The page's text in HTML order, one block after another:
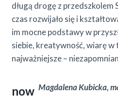
długą drogę z
czas rozwijało się i
im mocne podstawy w
siebie, kreatywność, wiarę w
najważniejsze –
Magdalena Kubicka,
now